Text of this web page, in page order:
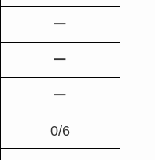
ー
ー
ー
0/6